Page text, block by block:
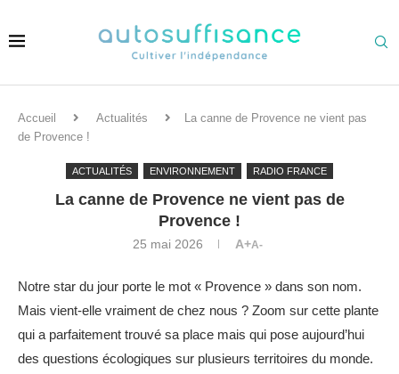
Accueil Actualités
La canne de Provence ne vient pas
de Provence !
ACTUALITÉS ENVIRONNEMENT RADIO FRANCE
La canne de Provence ne vient pas de
Provence !
25 mai 2026 A+A-
Notre star du jour porte le mot « Provence » dans son nom.
Mais vient-elle vraiment de chez nous ? Zoom sur cette plante
qui a parfaitement trouvé sa place mais qui pose aujourd’hui
des questions écologiques sur plusieurs territoires du monde.